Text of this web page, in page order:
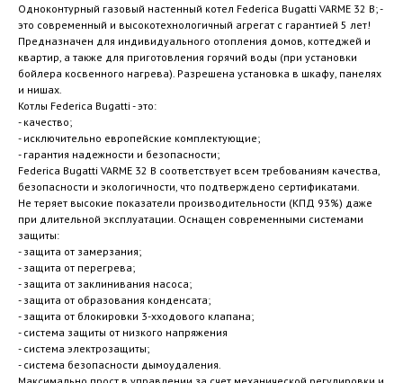
Одноконтурный газовый настенный котел Federica Bugatti VARME 32 B; -
это современный и высокотехнологичный агрегат с гарантией 5 лет!
Предназначен для индивидуального отопления домов, коттеджей и
квартир, а также для приготовления горячий воды (при установки
бойлера косвенного нагрева). Разрешена установка в шкафу, панелях
и нишах.
Котлы Federica Bugatti - это:
- качество;
- исключительно европейские комплектующие;
- гарантия надежности и безопасности;
Federica Bugatti VARME 32 B соответствует всем требованиям качества,
безопасности и экологичности, что подтверждено сертификатами.
Не теряет высокие показатели производительности (КПД 93%) даже
при длительной эксплуатации. Оснащен современными системами
защиты:
- защита от замерзания;
- защита от перегрева;
- защита от заклинивания насоса;
- защита от образования конденсата;
- защита от блокировки 3-хходового клапана;
- система защиты от низкого напряжения
- система электрозащиты;
- система безопасности дымоудаления.
Максимально прост в управлении за счет механической регулировки и